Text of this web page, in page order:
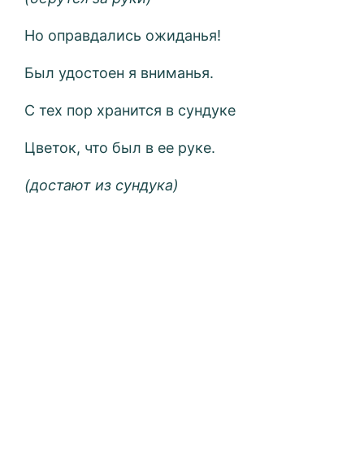
Но оправдались ожиданья!
Был удостоен я вниманья.
С тех пор хранится в сундуке
Цветок, что был в ее руке.
(достают из сундука)